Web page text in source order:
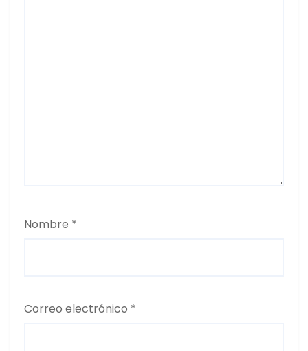
Nombre *
Correo electrónico *